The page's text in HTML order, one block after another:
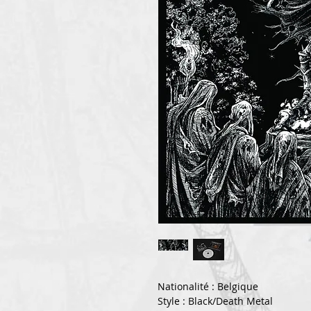
Nationalité : Belgique
Style : Black/Death Metal